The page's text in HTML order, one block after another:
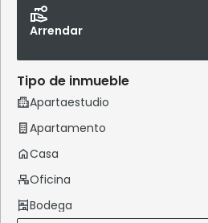
Arrendar
Tipo de inmueble